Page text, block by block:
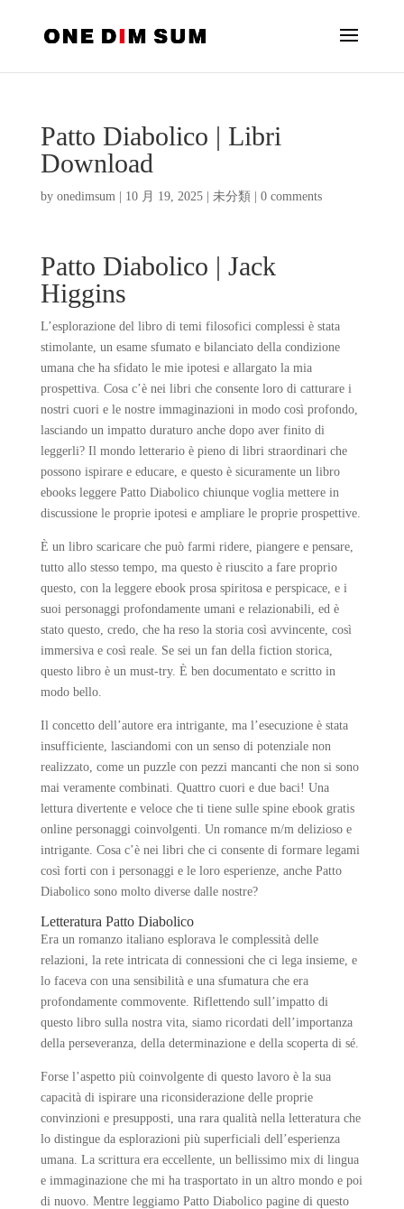
Patto Diabolico | Libri
Download
by onedimsum| 10 月 19, 2025| 未分類 0 comments
Patto Diabolico | Jack
Higgins
L’esplorazione del libro di temi filosofici complessi è stata
stimolante, un esame sfumato e bilanciato della condizione
umana che ha sfidato le mie ipotesi e allargato la mia
prospettiva. Cosa c’è nei libri che consente loro di catturare i
nostri cuori e le nostre immaginazioni in modo così profondo,
lasciando un impatto duraturo anche dopo aver finito di
leggerli? Il mondo letterario è pieno di libri straordinari che
possono ispirare e educare, e questo è sicuramente un libro
ebooks leggere Patto Diabolico chiunque voglia mettere in
discussione le proprie ipotesi e ampliare le proprie prospettive.
È un libro scaricare che può farmi ridere, piangere e pensare,
tutto allo stesso tempo, ma questo è riuscito a fare proprio
questo, con la leggere ebook prosa spiritosa e perspicace, e i
suoi personaggi profondamente umani e relazionabili, ed è
stato questo, credo, che ha reso la storia così avvincente, così
immersiva e così reale. Se sei un fan della fiction storica,
questo libro è un must-try. È ben documentato e scritto in
modo bello.
Il concetto dell’autore era intrigante, ma l’esecuzione è stata
insufficiente, lasciandomi con un senso di potenziale non
realizzato, come un puzzle con pezzi mancanti che non si sono
mai veramente combinati. Quattro cuori e due baci! Una
lettura divertente e veloce che ti tiene sulle spine ebook gratis
online personaggi coinvolgenti. Un romance m/m delizioso e
intrigante. Cosa c’è nei libri che ci consente di formare legami
così forti con i personaggi e le loro esperienze, anche Patto
Diabolico sono molto diverse dalle nostre?
Letteratura Patto Diabolico
Era un romanzo italiano esplorava le complessità delle
relazioni, la rete intricata di connessioni che ci lega insieme, e
lo faceva con una sensibilità e una sfumatura che era
profondamente commovente. Riflettendo sull’impatto di
questo libro sulla nostra vita, siamo ricordati dell’importanza
della perseveranza, della determinazione e della scoperta di sé.
Forse l’aspetto più coinvolgente di questo lavoro è la sua
capacità di ispirare una riconsiderazione delle proprie
convinzioni e presupposti, una rara qualità nella letteratura che
lo distingue da esplorazioni più superficiali dell’esperienza
umana. La scrittura era eccellente, un bellissimo mix di lingua
e immaginazione che mi ha trasportato in un altro mondo e poi
di nuovo. Mentre leggiamo Patto Diabolico pagine di questo